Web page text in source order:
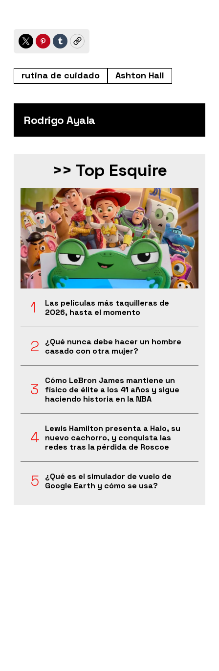
TwitterPinterest
TumblrCopy
rutina de cuidado Ashton Hall
Rodrigo Ayala
>> Top Esquire
Las películas más taquilleras de
2026, hasta el momento
¿Qué nunca debe hacer un hombre
casado con otra mujer?
Cómo LeBron James mantiene un
físico de élite a los 41 años y sigue
haciendo historia en la NBA
Lewis Hamilton presenta a Halo, su
nuevo cachorro, y conquista las
redes tras la pérdida de Roscoe
¿Qué es el simulador de vuelo de
Google Earth y cómo se usa?